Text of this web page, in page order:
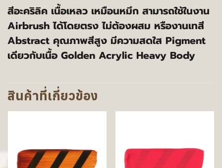
สีอะคริลิค เนื้อเหลว เหมือนหมึก สามารถใช้ในงาน
Airbrush ได้โดยตรง ไม่ต้องผสม หรืองานเทสี
Abstract คุณภาพสีสูง มีความสดใส Pigment
เดียวกับเนื้อ Golden Acrylic Heavy Body
สินค้าที่เกี่ยวข้อง